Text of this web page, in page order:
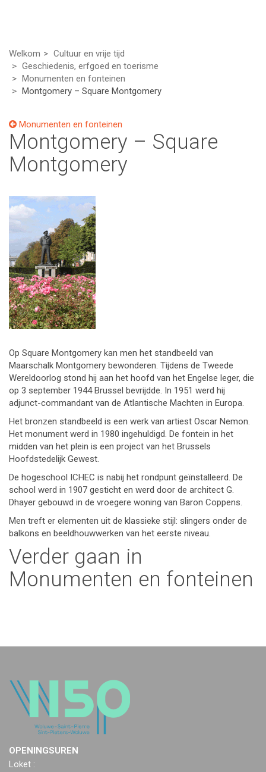
Welkom
Cultuur en vrije tijd
Geschiedenis, erfgoed en toerisme
Monumenten en fonteinen
Montgomery – Square Montgomery
Monumenten en fonteinen
Montgomery – Square
Montgomery
Op Square Montgomery kan men het standbeeld van
Maarschalk Montgomery bewonderen. Tijdens de Tweede
Wereldoorlog stond hij aan het hoofd van het Engelse leger, die
op 3 september 1944 Brussel bevrijdde. In 1951 werd hij
adjunct-commandant van de Atlantische Machten in Europa.
Het bronzen standbeeld is een werk van artiest Oscar Nemon.
Het monument werd in 1980 ingehuldigd. De fontein in het
midden van het plein is een project van het Brussels
Hoofdstedelijk Gewest.
De hogeschool ICHEC is nabij het rondpunt geïnstalleerd. De
school werd in 1907 gesticht en werd door de architect G.
Dhayer gebouwd in de vroegere woning van Baron Coppens.
Men treft er elementen uit de klassieke stijl: slingers onder de
balkons en beeldhouwwerken van het eerste niveau.
Verder gaan in
Monumenten en fonteinen
OPENINGSUREN
Loket :